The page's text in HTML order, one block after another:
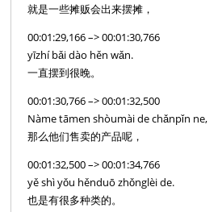
就是一些摊贩会出来摆摊，
00:01:29,166 –> 00:01:30,766
yīzhí bǎi dào hěn wǎn.
一直摆到很晚。
00:01:30,766 –> 00:01:32,500
Nàme tāmen shòumài de chǎnpǐn ne,
那么他们售卖的产品呢，
00:01:32,500 –> 00:01:34,766
yě shì yǒu hěnduō zhǒnglèi de.
也是有很多种类的。